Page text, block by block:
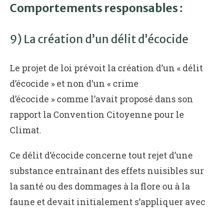
Comportements responsables :
9) La création d’un délit d’écocide
Le projet de loi prévoit la création d’un « délit
d’écocide » et non d’un « crime
d’écocide » comme l’avait proposé dans son
rapport la Convention Citoyenne pour le
Climat.
Ce délit d’écocide concerne tout rejet d’une
substance entraînant des effets nuisibles sur
la santé ou des dommages à la flore ou à la
faune et devait initialement s’appliquer avec